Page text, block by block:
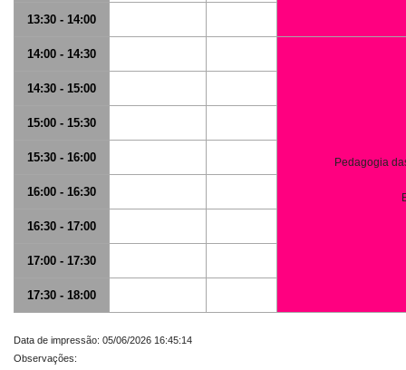
13:30 - 14:00
14:00 - 14:30
Pedagogia
14:30 - 15:00
15:00 - 15:30
15:30 - 16:00
16:00 - 16:30
16:30 - 17:00
17:00 - 17:30
17:30 - 18:00
Data de impressão: 05/06/2026 16:45:14
Observações: